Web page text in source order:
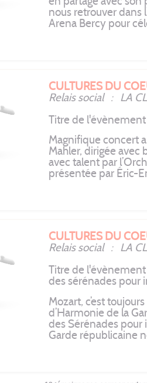
nous retrouver dans
Arena Bercy pour
CULTURES DU
Relais social : LA
Titre de
Magnifique concert
Mahler, dirigée avec
avec talent par
présentée par Éric-
CULTURES DU
Relais social : LA
Titre de
des sérénades pour
Mozart, c’est
d’Harmonie de la
des Sérénades
Garde républicaine